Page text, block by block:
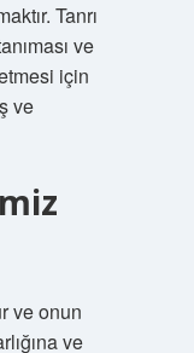
Tanrı
ve
için
ve
ve onun
ve